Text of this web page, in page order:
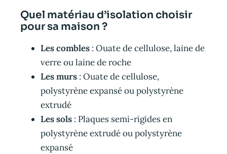
Quel matériau d’isolation choisir
pour sa maison ?
Les combles : Ouate de cellulose, laine de
verre ou laine de roche
Les murs : Ouate de cellulose,
polystyrène expansé ou polystyrène
extrudé
Les sols : Plaques semi-rigides en
polystyrène extrudé ou polystyrène
expansé